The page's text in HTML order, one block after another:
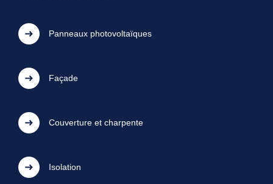
Panneaux photovoltaïques
Façade
Couverture et charpente
Isolation